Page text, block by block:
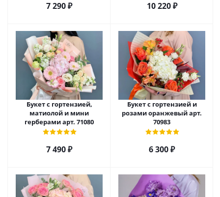
7 290₽ 10 220₽
Букет с гортензией,
матиолой и мини
герберами арт. 71080
7 490₽
Букет с гортензией и
розами оранжевый арт.
70983
6 300₽